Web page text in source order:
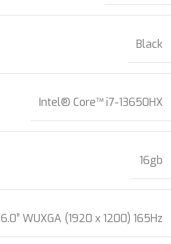
Black
Intel® Core™ i7-13650HX
16gb
WUXGA (1920 x 1200) 165Hz